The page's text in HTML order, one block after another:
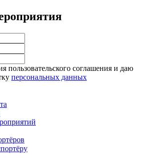
пользовательского соглашения и даю
персональных данных